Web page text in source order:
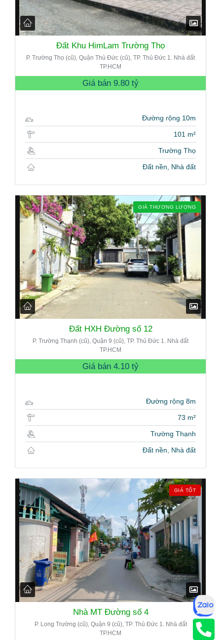
Đất Khu HimLam Trường Thọ
P. Trường Thọ (cũ), Quận Thủ Đức (cũ), TP. Thủ Đức 1. Nhà đất
TP.HCM
Giá bán 9.80 tỷ
Đường rộng 10m
101 m²
Trường Thọ
Đất nền, Nhà đất
GIÁ THƯƠNG LƯỢNG
Đất HXH Đường số 12
P. Trường Thạnh (cũ), Quận 9 (cũ), TP. Thủ Đức 1. Nhà đất
TP.HCM
Giá bán 4.10 tỷ
Đường rộng 8m
73 m²
Trường Thạnh
Đất nền, Nhà đất
GIÁ TỐT
Nhà MT Đường số 4
P. Long Trường (cũ), Quận 9 (cũ), TP. Thủ Đức 1. Nhà đất
TP.HCM